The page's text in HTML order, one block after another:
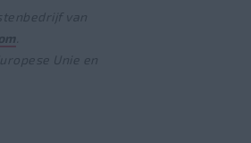
van
Unie en